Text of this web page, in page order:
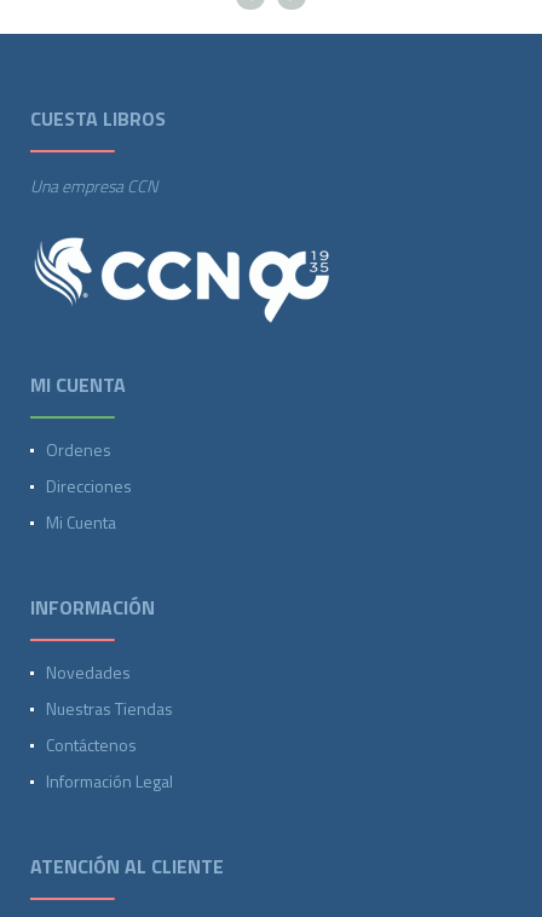
CUESTA LIBROS
Una empresa CCN
MI CUENTA
Ordenes
Direcciones
Mi Cuenta
INFORMACIÓN
Novedades
Nuestras Tiendas
Contáctenos
Información Legal
ATENCIÓN AL CLIENTE